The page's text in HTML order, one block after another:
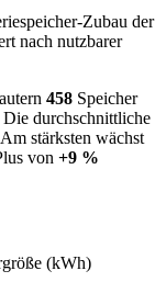
Zubau der
nach nutzbarer
458 Speicher
durchschnittliche
stärksten wächst
von +9 %
(kWh)